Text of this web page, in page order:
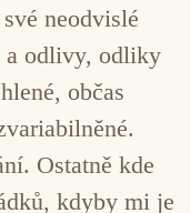
neodvislé
a odlivy, odliky
občas
Ostatně kde
kdyby mi je